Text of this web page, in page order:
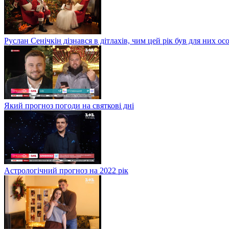
Руслан Сенічкін дізнався в дітлахів, чим цей рік був для них
Який прогноз погоди на святкові дні
Астрологічний прогноз на 2022 рік